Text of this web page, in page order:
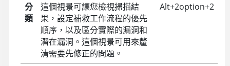
分
類
這個視景可讓您檢視掃描結
果，設定補救工作流程的優先
順序，以及區分實際的漏洞和
潛在漏洞。這個視景可用來釐
清需要先修正的問題。
Alt+2option+2